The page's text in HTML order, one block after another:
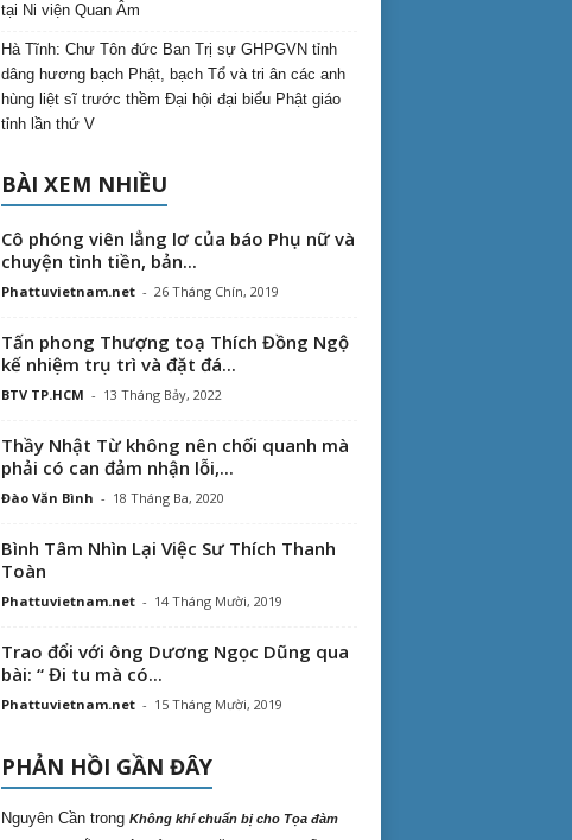
tại Ni viện Quan Âm
Hà Tĩnh: Chư Tôn đức Ban Trị sự GHPGVN tỉnh
dâng hương bạch Phật, bạch Tổ và tri ân các anh
hùng liệt sĩ trước thềm Đại hội đại biểu Phật giáo
tỉnh lần thứ V
BÀI XEM NHIỀU
Cô phóng viên lẳng lơ của báo Phụ nữ và
chuyện tình tiền, bản...
Phattuvietnam.net - 26 Tháng Chín, 2019
Tấn phong Thượng toạ Thích Đồng Ngộ
kế nhiệm trụ trì và đặt đá...
BTV TP.HCM - 13 Tháng Bảy, 2022
Thầy Nhật Từ không nên chối quanh mà
phải có can đảm nhận lỗi,...
Đào Văn Bình - 18 Tháng Ba, 2020
Bình Tâm Nhìn Lại Việc Sư Thích Thanh
Toàn
Phattuvietnam.net - 14 Tháng Mười, 2019
Trao đổi với ông Dương Ngọc Dũng qua
bài: “ Đi tu mà có...
Phattuvietnam.net - 15 Tháng Mười, 2019
PHẢN HỒI GẦN ĐÂY
Nguyên Cầntrong Không khí chuẩn bị cho Tọa đàm